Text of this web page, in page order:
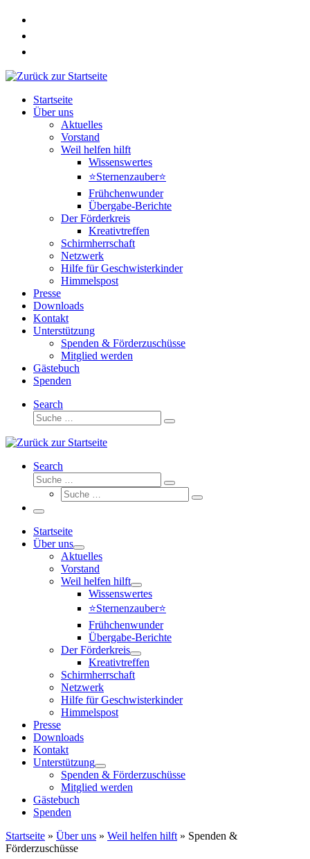
Zum
springen
Startseite
Über uns
Aktuelles
Vorstand
Weil helfen hilft
Wissenswertes
⭐Sternenzauber⭐
Frühchenwunder
Übergabe-Berichte
Der Förderkreis
Kreativtreffen
Schirmherrschaft
Netzwerk
Hilfe für Geschwisterkinder
Himmelspost
Presse
Downloads
Kontakt
Unterstützung
Spenden & Förderzuschüsse
Mitglied werden
Gästebuch
Spenden
Search
Suche
Suche
Search
Suche
Suche
Suche
Suche
Menü
Startseite
Über uns
Aktuelles
Vorstand
Weil helfen hilft
Wissenswertes
⭐Sternenzauber⭐
Frühchenwunder
Übergabe-Berichte
Der Förderkreis
Kreativtreffen
Schirmherrschaft
Netzwerk
Hilfe für Geschwisterkinder
Himmelspost
Presse
Downloads
Kontakt
Unterstützung
Spenden & Förderzuschüsse
Mitglied werden
Gästebuch
Spenden
Startseite » Über uns » Weil helfen hilft » Spenden &
Förderzuschüsse